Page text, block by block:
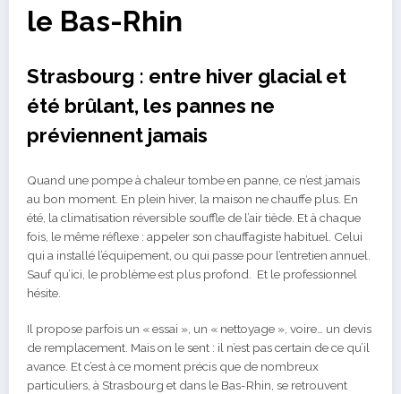
le Bas-Rhin
Strasbourg : entre hiver glacial et
été brûlant, les pannes ne
préviennent jamais
Quand une pompe à chaleur tombe en panne, ce n’est jamais
au bon moment. En plein hiver, la maison ne chauffe plus. En
été, la climatisation réversible souffle de l’air tiède. Et à chaque
fois, le même réflexe : appeler son chauffagiste habituel. Celui
qui a installé l’équipement, ou qui passe pour l’entretien annuel.
Sauf qu’ici, le problème est plus profond. Et le professionnel
hésite.
Il propose parfois un « essai », un « nettoyage », voire… un devis
de remplacement. Mais on le sent : il n’est pas certain de ce qu’il
avance. Et c’est à ce moment précis que de nombreux
particuliers, à Strasbourg et dans le Bas-Rhin, se retrouvent